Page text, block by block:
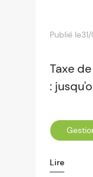
Publié le
Taxe
:
Lire